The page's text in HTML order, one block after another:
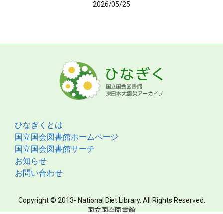
2026/05/25
ひなぎくとは
国立国会図書館ホームページ
国立国会図書館サーチ
お知らせ
お問い合わせ
Copyright © 2013- National Diet Library. All Rights Reserved.